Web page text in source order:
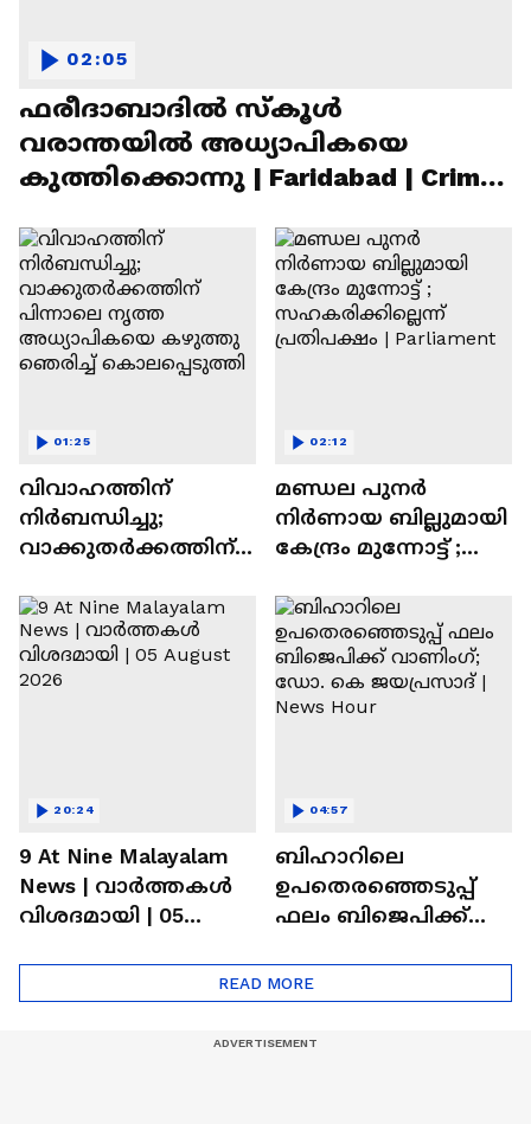
ഫരീദാബാദില്‍ സ്‌കൂള്‍
വരാന്തയില്‍ അധ്യാപികയെ
കുത്തിക്കൊന്നു | Faridabad | Crime
02:05
വിവാഹത്തിന്
നിർബന്ധിച്ചു;
വാക്കുതർക്കത്തിന്
അധ്യാപികയെ
കഴുത്തു ഞെരിച്ച്
കൊലപ്പെടുത്തി
01:25
മണ്ഡല പുനർ
നിർണായ ബില്ലുമായി
കേന്ദ്രം മുന്നോട്ട് ;
പ്രതിപക്ഷം |
Parliament
02:12
9 At Nine Malayalam
News | വാർത്തകൾ
വിശദമായി | 05
20:24
ബിഹാറിലെ
ഉപതെരഞ്ഞെടുപ്പ്
ഫലം ബിജെപിക്ക്
ജയപ്രസാദ് | News
Hour
04:57
READ MORE